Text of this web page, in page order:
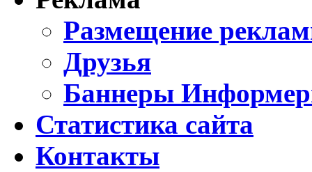
Размещение
Друзья
Баннеры
Статистика сайта
Контакты